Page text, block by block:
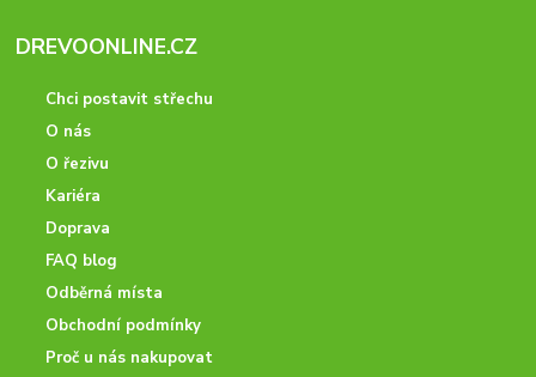
DREVOONLINE.CZ
Chci postavit střechu
O nás
O řezivu
Kariéra
Doprava
FAQ blog
Odběrná místa
Obchodní podmínky
Proč u nás nakupovat